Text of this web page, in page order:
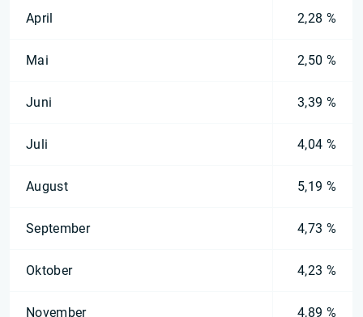
April 2,28 %
Mai 2,50 %
Juni 3,39 %
Juli 4,04 %
August 5,19 %
September 4,73 %
Oktober 4,23 %
November 4,89 %